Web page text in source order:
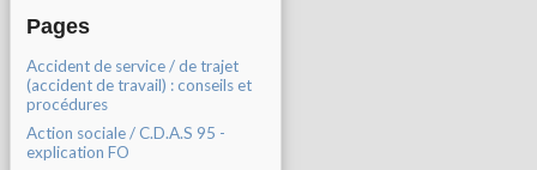
Pages
Accident de service / de trajet
(accident de travail) : conseils et
procédures
Action sociale / C.D.A.S 95 -
explication FO